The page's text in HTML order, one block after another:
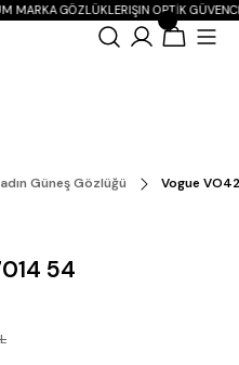
MARKA GÖZLÜKLERIŞIN OPTIK
Güneş Gözlüğü Vogue
54